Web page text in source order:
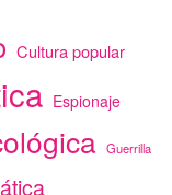
Cultura popular
Espionaje
Guerrilla